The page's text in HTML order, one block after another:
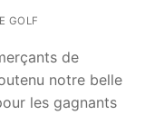
GOLF
de
notre belle
les gagnants